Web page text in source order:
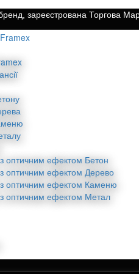
зареєстрована Торгова
оптичним ефектом Бетон
оптичним ефектом Дерево
оптичним ефектом Каменю
оптичним ефектом Метал